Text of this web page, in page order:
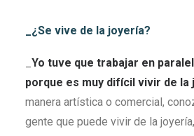
_¿Se vive de la joyería?
Yo tuve que trabajar en
porque es muy difícil vivir de la
manera artística o comercial,
gente que puede vivir de la